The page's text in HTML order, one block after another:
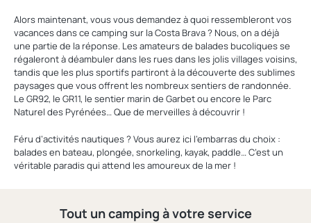
Alors maintenant, vous vous demandez à quoi ressembleront vos
vacances dans ce camping sur la Costa Brava ? Nous, on a déjà
une partie de la réponse. Les amateurs de balades bucoliques se
régaleront à déambuler dans les rues dans les jolis villages voisins,
tandis que les plus sportifs partiront à la découverte des sublimes
paysages que vous offrent les nombreux sentiers de randonnée.
Le GR92, le GR11, le sentier marin de Garbet ou encore le Parc
Naturel des Pyrénées… Que de merveilles à découvrir !
Féru d’activités nautiques ? Vous aurez ici l’embarras du choix :
balades en bateau, plongée, snorkeling, kayak, paddle… C’est un
véritable paradis qui attend les amoureux de la mer !
Tout un camping à votre service